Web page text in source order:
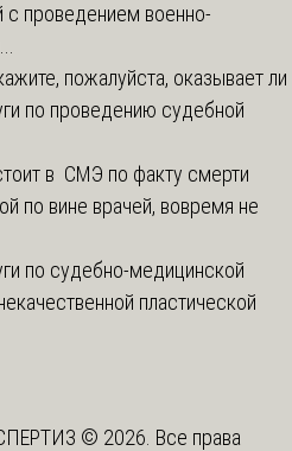
с проведением военно-
пожалуйста, оказывает ли
по проведению судебной
в СМЭ по факту смерти
по вине врачей, вовремя не
по судебно-медицинской
пластической
© 2026. Все права